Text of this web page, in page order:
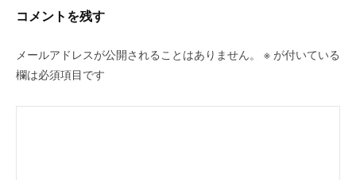
ン
コメントを残す
メールアドレスが公開されることはありません。 ※ が付いている
欄は必須項目です